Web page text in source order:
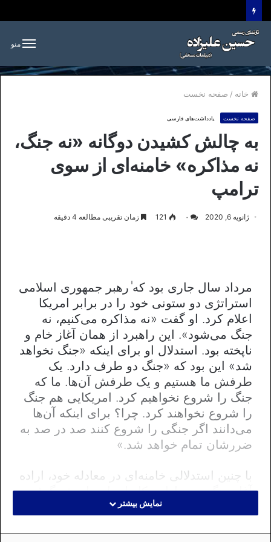
منو
خانه / صفحه نخست
صفحه نخست یادداشت‌های فارسی
به چالش کشیدن دوگانه «نه جنگ،
نه مذاکره» خامنه‌ای‌ از سوی
ترامپ
ژانویه 6, 2020 ۰ 121 زمان تقریبی مطالعه 4 دقیقه
مرداد سال جاری بود که ٰرهبر جمهوری اسلامی
استراتژی دو ستونی خود را در برابر امریکا
اعلام کرد. او گفت «نه مذاکره می‌کنیم، نه
جنگ می‌شود». این راهبرد از همان آغاز خام و
ناپخته بود. استدلال او برای اینکه «جنگ نخواهد
شد» این بود که «جنگ دو طرف دارد. یک
طرفش ما هستیم و یک طرفش آن‌ها. ما که
جنگ را شروع نخواهیم کرد. امریکایی هم جنگ
را شروع نخواهند کرد. چرا؟ برای اینکه آن‌ها
می‌دانند اگر جنگی را شروع کنند صد در صد به
ضررشان تمام خواهد شد.»
با چنین استدلالی خامنه‌ای در معادله خود، اراده
آغاز جنگ توسط امریکا را برابر با صفر گرفته
بود. این دوگانه رهبر جمهوری اسلامی با
به کشته شدن سردار پاسدار قاسم سلیمانی،
نمایش بیشتر